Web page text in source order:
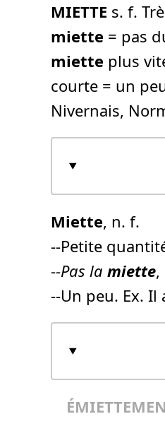
MIETTE s. f.
miette = pas
miette plus
courte = un
Nivernais,
Miette, n. f.
--Petite
--Pas la miette,
--Un peu. Ex. Il
ÉMIETTE